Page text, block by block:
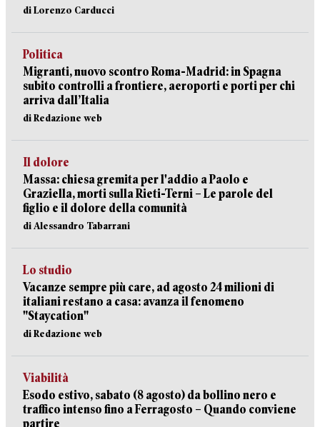
di Lorenzo Carducci
Politica
Migranti, nuovo scontro Roma-Madrid: in Spagna
subito controlli a frontiere, aeroporti e porti per chi
arriva dall’Italia
di Redazione web
Il dolore
Massa: chiesa gremita per l'addio a Paolo e
Graziella, morti sulla Rieti-Terni – Le parole del
figlio e il dolore della comunità
di Alessandro Tabarrani
Lo studio
Vacanze sempre più care, ad agosto 24 milioni di
italiani restano a casa: avanza il fenomeno
"Staycation"
di Redazione web
Viabilità
Esodo estivo, sabato (8 agosto) da bollino nero e
traffico intenso fino a Ferragosto – Quando conviene
partire